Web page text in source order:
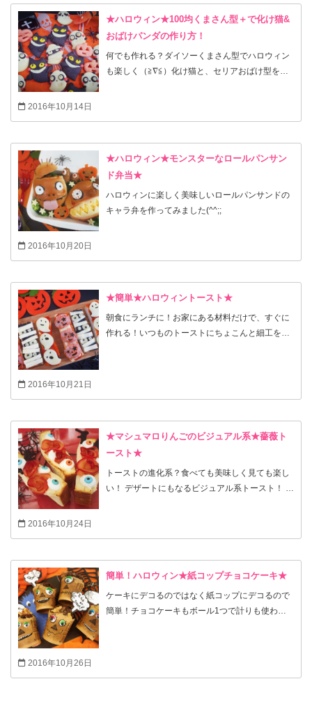
★ハロウィン★100均くまさん型＋で化け猫&
おばけパンダの作り方！
何でも作れる？ダイソーくまさん型でハロウィン
も楽しく（≧∇≦）化け猫と、セリアおばけ型を使
2016年10月14日
★ハロウィン★モンスターなロールパンサン
ド弁当★
ハロウィンに楽しく美味しいロールパンサンドの
キャラ弁を作ってみました(^^;;
2016年10月20日
★簡単★ハロウィントースト★
朝食にランチに！お家にある材料だけで、すぐに
作れる！いつものトーストにちょこんと細工をす
2016年10月21日
★マシュマロりんごのビジュアル系★薔薇ト
ースト★
トーストの進化系？食べても美味しく見ても楽し
い！ デザートにもなるビジュアル系トースト！ リ
下さい(^-^)/
2016年10月24日
簡単！ハロウィン★紙コップチョコケーキ★
ケーキにデコるのではなく紙コップにデコるので
簡単！チョコケーキもボール1つで計りも使わな
2016年10月26日